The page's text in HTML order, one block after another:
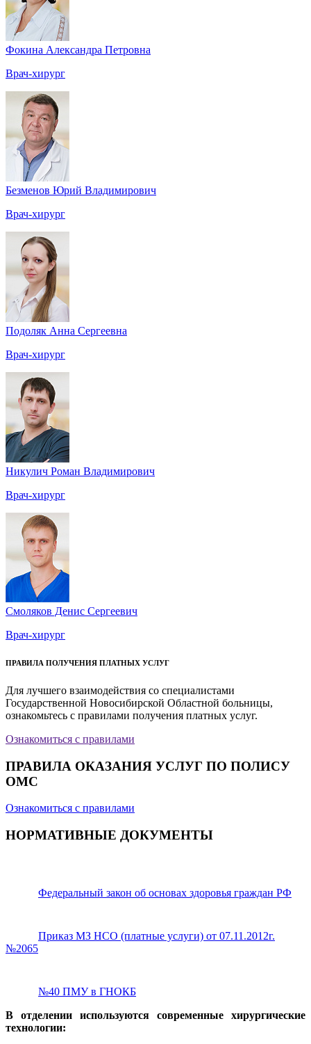
Фокина Александра Петровна
Врач-хирург
Безменов Юрий Владимирович
Врач-хирург
Подоляк Анна Сергеевна
Врач-хирург
Никулич Роман Владимирович
Врач-хирург
Смоляков Денис Сергеевич
Врач-хирург
ПРАВИЛА ПОЛУЧЕНИЯ ПЛАТНЫХ УСЛУГ
Для лучшего взаимодействия со специалистами
Государственной Новосибирской Областной больницы,
ознакомьтесь с правилами получения платных услуг.
Ознакомиться с правилами
ПРАВИЛА ОКАЗАНИЯ УСЛУГ ПО ПОЛИСУ
ОМС
Ознакомиться с правилами
НОРМАТИВНЫЕ ДОКУМЕНТЫ
Федеральный закон об основах здоровья граждан РФ
Приказ МЗ НСО (платные услуги) от 07.11.2012г.
№2065
№40 ПМУ в ГНОКБ
В отделении используются современные хирургические
технологии: